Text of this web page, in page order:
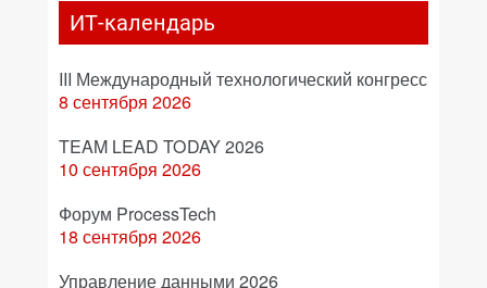
ИТ-календарь
III Международный технологический конгресс
8 сентября 2026
TEAM LEAD TODAY 2026
10 сентября 2026
Форум ProcessTech
18 сентября 2026
Управление данными 2026